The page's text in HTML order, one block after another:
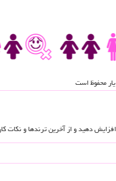
دهید و از آخرین ترندها و